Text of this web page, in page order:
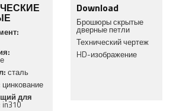
сталь
цинкование
для
in310
Download
Брошюры скрытые
дверные петли
Технический чертеж
HD-изображение